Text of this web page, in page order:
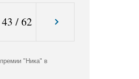
43 /62
"Ника" в